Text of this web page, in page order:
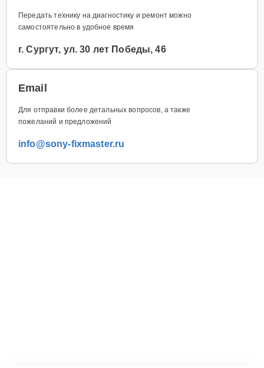
Передать технику на диагностику и ремонт можно
самостоятельно в удобное время
г. Сургут, ул. 30 лет Победы, 46
Email
Для отправки более детальных вопросов, а также
пожеланий и предложений
info@sony-fixmaster.ru